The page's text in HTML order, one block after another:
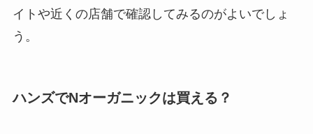
イトや近くの店舗で確認してみるのがよいでしょ
う。
ハンズでNオーガニックは買える？